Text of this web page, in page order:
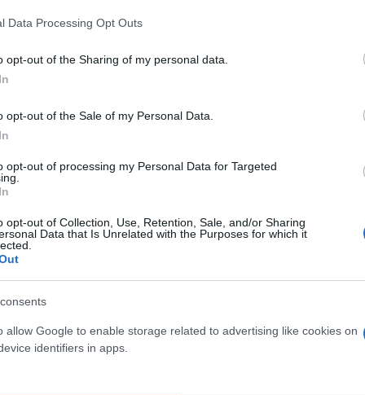
Data Processing Opt Outs
opt-out of the Sharing of my personal data.
opt-out of the Sale of my Personal Data.
opt-out of processing my Personal Data for Targeted
opt-out of Collection, Use, Retention, Sale, and/or Sharing
Data that Is Unrelated with the Purposes for which it
allow Google to enable storage related to advertising like cookies on
identifiers in apps.
είναι καλά στην υγεία του ωστόσο χρειάστηκε
ότι η προανάκριση διενεργείται από το
- Κοριτσάκι έπαθε ηλεκτροπληξία σε
ηλεκτροπληξία σε γήπεδο 5Χ5 - Εσπευσμένα